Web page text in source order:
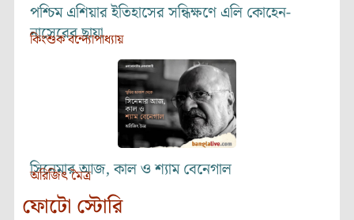
পশ্চিম এশিয়ার ইতিহাসের সন্ধিক্ষণে এলি কোহেন-
নাসেরের ছায়া
কিংশুক বন্দ্যোপাধ্যায়
সিনেমার আজ, কাল ও শ্যাম বেনেগাল
অরিজিৎ মৈত্র
ফোটো স্টোরি